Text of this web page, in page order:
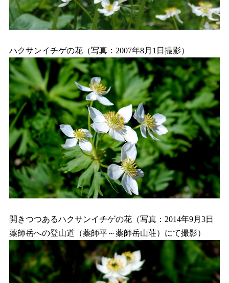
ハクサンイチゲの花（写真：2007年8月1日撮影）
開きつつあるハクサンイチゲの花（写真：2014年9月3日
薬師岳への登山道（薬師平～薬師岳山荘）にて撮影）